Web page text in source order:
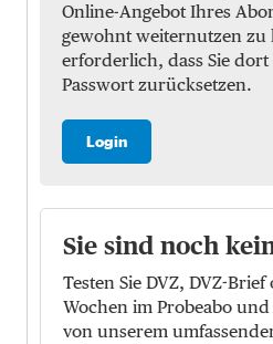
Online-Angebot Ihres
gewohnt weiternutzen zu
erforderlich, dass Sie
Passwort zurücksetzen.
Login
Sie sind noch
Testen Sie DVZ, DVZ-
Wochen im Probeabo
von unserem